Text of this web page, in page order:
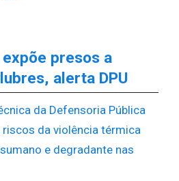
presos a
alerta DPU
da Defensoria Pública
riscos da violência térmica
e degradante nas